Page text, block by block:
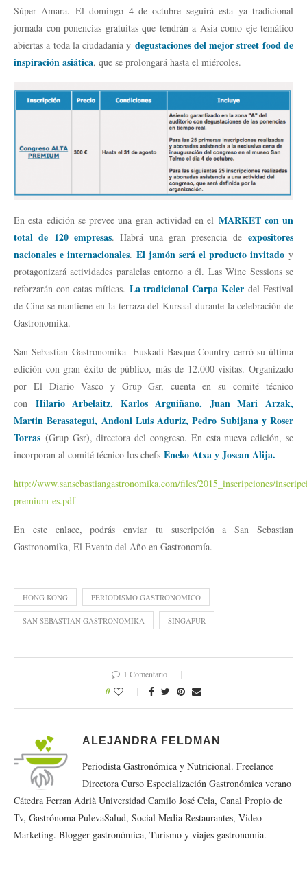
Súper Amara. El domingo 4 de octubre seguirá esta ya tradicional
jornada con ponencias gratuitas que tendrán a Asia como eje temático
abiertas a toda la ciudadanía y degustaciones del mejor street food de
inspiración asiática, que se prolongará hasta el miércoles.
En esta edición se prevee una gran actividad en el MARKET con un
total de 120 empresas. Habrá una gran presencia de expositores
nacionales e internacionales. El jamón será el producto invitado y
protagonizará actividades paralelas entorno a él. Las Wine Sessions se
reforzarán con catas míticas. La tradicional Carpa Keler del Festival
de Cine se mantiene en la terraza del Kursaal durante la celebración de
Gastronomika.
San Sebastian Gastronomika- Euskadi Basque Country cerró su última
edición con gran éxito de público, más de 12.000 visitas. Organizado
por El Diario Vasco y Grup Gsr, cuenta en su comité técnico
con Hilario Arbelaitz, Karlos Arguiñano, Juan Mari Arzak,
Martin Berasategui, Andoni Luis Aduriz, Pedro Subijana y Roser
Torras (Grup Gsr), directora del congreso. En esta nueva edición, se
incorporan al comité técnico los chefs Eneko Atxa y Josean Alija.
http://www.sansebastiangastronomika.com/files/2015_inscripciones/
premium-es.pdf
En este enlace, podrás enviar tu suscripción a San Sebastian
Gastronomika, El Evento del Año en Gastronomía.
HONG KONG PERIODISMO GASTRONOMICO
SAN SEBASTIAN GASTRONOMIKA SINGAPUR
1 Comentario
0
ALEJANDRA FELDMAN
Periodista Gastronómica y Nutricional. Freelance
Directora Curso Especialización Gastronómica verano
Cátedra Ferran Adrià Universidad Camilo José Cela, Canal Propio de
Tv, Gastrónoma PulevaSalud, Social Media Restaurantes, Video
Marketing. Blogger gastronómica, Turismo y viajes gastronomía.